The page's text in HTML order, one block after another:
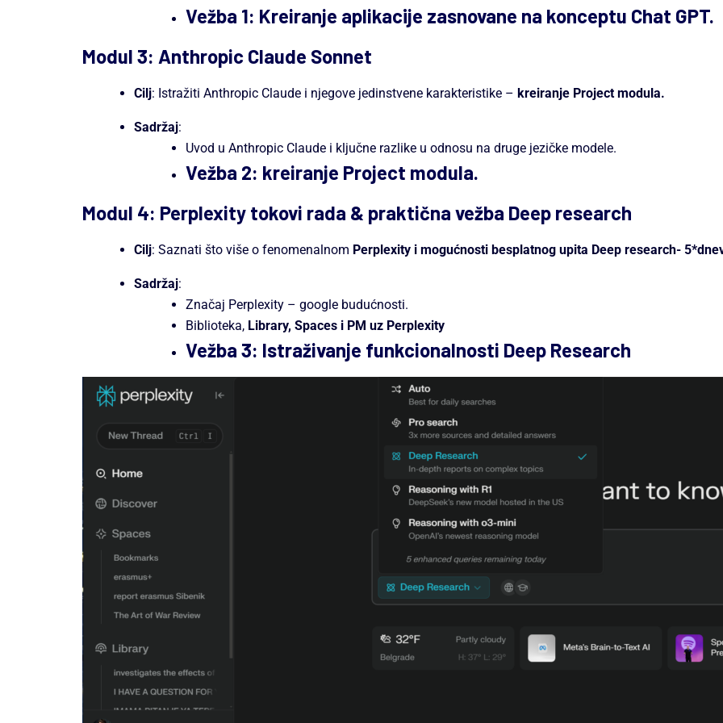
Vežba 1: Kreiranje aplikacije zasnovane na konceptu Chat GPT.
Modul 3: Anthropic Claude Sonnet
Cilj: Istražiti Anthropic Claude i njegove jedinstvene karakteristike – kreiranje Project modula.
Sadržaj:
Uvod u Anthropic Claude i ključne razlike u odnosu na druge jezičke modele.
Vežba 2: kreiranje Project modula.
Modul 4: Perplexity tokovi rada & praktična vežba Deep research
Cilj: Saznati što više o fenomenalnom Perplexity i mogućnosti besplatnog upita Deep research-
Sadržaj:
Značaj Perplexity – google budućnosti.
Biblioteka, Library, Spaces i PM uz Perplexity
Vežba 3: Istraživanje funkcionalnosti Deep Research